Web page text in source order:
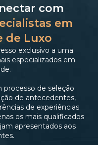
com
em
de Luxo
exclusivo a uma
especializados em
processo de seleção
de antecedentes,
de experiências
os mais qualificados
apresentados aos